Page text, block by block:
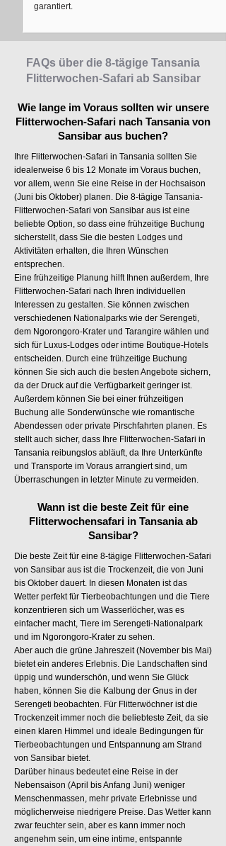
garantiert.
FAQs über die 8-tägige Tansania
Flitterwochen-Safari ab Sansibar
Wie lange im Voraus sollten wir unsere
Flitterwochen-Safari nach Tansania von
Sansibar aus buchen?
Ihre Flitterwochen-Safari in Tansania sollten Sie
idealerweise 6 bis 12 Monate im Voraus buchen,
vor allem, wenn Sie eine Reise in der Hochsaison
(Juni bis Oktober) planen. Die 8-tägige Tansania-
Flitterwochen-Safari von Sansibar aus ist eine
beliebte Option, so dass eine frühzeitige Buchung
sicherstellt, dass Sie die besten Lodges und
Aktivitäten erhalten, die Ihren Wünschen
entsprechen.
Eine frühzeitige Planung hilft Ihnen außerdem, Ihre
Flitterwochen-Safari nach Ihren individuellen
Interessen zu gestalten. Sie können zwischen
verschiedenen Nationalparks wie der Serengeti,
dem Ngorongoro-Krater und Tarangire wählen und
sich für Luxus-Lodges oder intime Boutique-Hotels
entscheiden. Durch eine frühzeitige Buchung
können Sie sich auch die besten Angebote sichern,
da der Druck auf die Verfügbarkeit geringer ist.
Außerdem können Sie bei einer frühzeitigen
Buchung alle Sonderwünsche wie romantische
Abendessen oder private Pirschfahrten planen. Es
stellt auch sicher, dass Ihre Flitterwochen-Safari in
Tansania reibungslos abläuft, da Ihre Unterkünfte
und Transporte im Voraus arrangiert sind, um
Überraschungen in letzter Minute zu vermeiden.
Wann ist die beste Zeit für eine
Flitterwochensafari in Tansania ab
Sansibar?
Die beste Zeit für eine 8-tägige Flitterwochen-Safari
von Sansibar aus ist die Trockenzeit, die von Juni
bis Oktober dauert. In diesen Monaten ist das
Wetter perfekt für Tierbeobachtungen und die Tiere
konzentrieren sich um Wasserlöcher, was es
einfacher macht, Tiere im Serengeti-Nationalpark
und im Ngorongoro-Krater zu sehen.
Aber auch die grüne Jahreszeit (November bis Mai)
bietet ein anderes Erlebnis. Die Landschaften sind
üppig und wunderschön, und wenn Sie Glück
haben, können Sie die Kalbung der Gnus in der
Serengeti beobachten. Für Flitterwöchner ist die
Trockenzeit immer noch die beliebteste Zeit, da sie
einen klaren Himmel und ideale Bedingungen für
Tierbeobachtungen und Entspannung am Strand
von Sansibar bietet.
Darüber hinaus bedeutet eine Reise in der
Nebensaison (April bis Anfang Juni) weniger
Menschenmassen, mehr private Erlebnisse und
möglicherweise niedrigere Preise. Das Wetter kann
zwar feuchter sein, aber es kann immer noch
angenehm sein, um eine intime, entspannte